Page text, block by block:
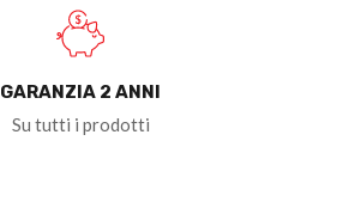
GARANZIA 2 ANNI
Su tutti i prodotti